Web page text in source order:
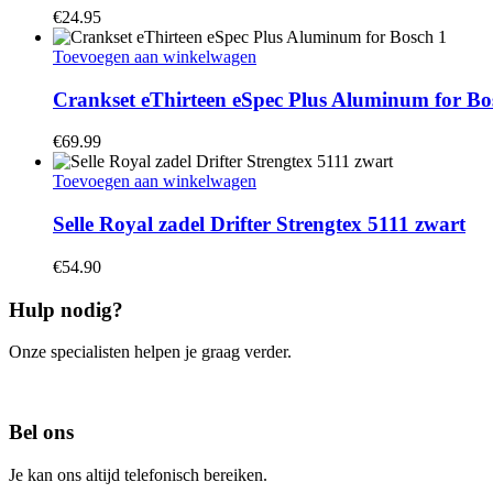
€24.95
Toevoegen aan winkelwagen
Crankset eThirteen eSpec Plus Aluminum for
€69.99
Toevoegen aan winkelwagen
Selle Royal zadel Drifter Strengtex 5111 zwart
€54.90
Hulp nodig?
Onze specialisten helpen je graag verder.
Bel ons
Je kan ons altijd telefonisch bereiken.